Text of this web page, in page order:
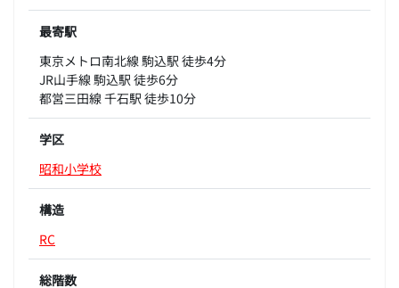
最寄駅
東京メトロ南北線 駒込駅 徒歩4分
JR山手線 駒込駅 徒歩6分
都営三田線 千石駅 徒歩10分
学区
昭和小学校
構造
RC
総階数